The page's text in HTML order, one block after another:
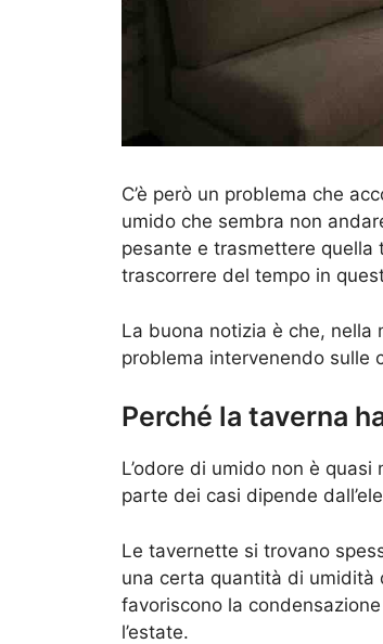
C’è però un problema che
umido che sembra non
pesante e trasmettere quella
trascorrere del tempo in
La buona notizia è che, nella
problema intervenendo sulle
Perché la taverna
L’odore di umido non è
parte dei casi dipende
Le tavernette si trovano
una certa quantità di umidità
favoriscono la
l’estate.